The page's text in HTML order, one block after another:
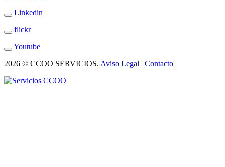
Linkedin
flickr
Youtube
2026 © CCOO SERVICIOS. Aviso Legal | Contacto